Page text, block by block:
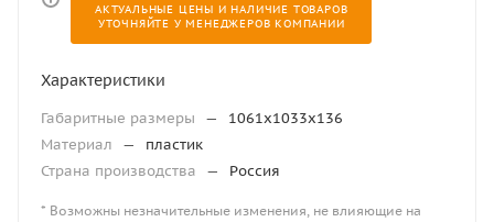
АКТУАЛЬНЫЕ ЦЕНЫ И НАЛИЧИЕ ТОВАРОВ
УТОЧНЯЙТЕ У МЕНЕДЖЕРОВ КОМПАНИИ
Характеристики
Габаритные размеры —
1061х1033х136
Материал
—
пластик
Страна производства
— Россия
* Возможны незначительные изменения, не влияющие на